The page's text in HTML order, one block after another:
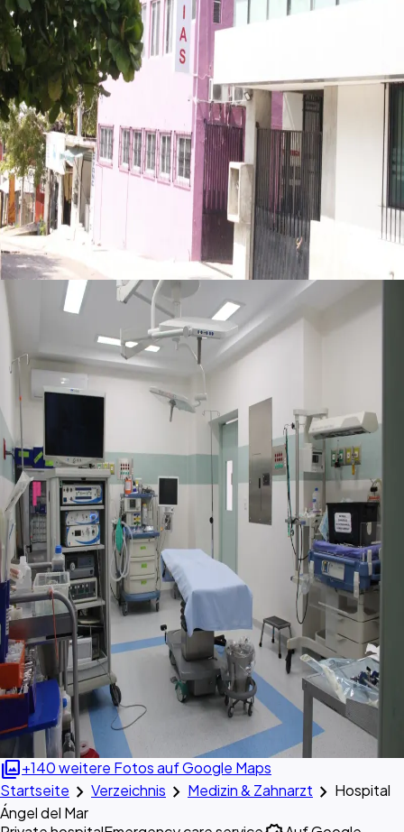
photo_library+140 weitere Fotos auf Google Maps
Startseite chevron_right Verzeichnis chevron_right Medizin & Zahnarzt chevron_right Hospital
Ángel del Mar